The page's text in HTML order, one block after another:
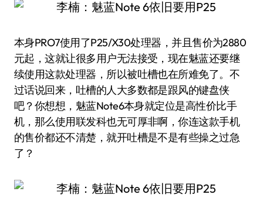
本身PRO7使用了P25/X30处理器，并且售价为2880
元起，这就让很多用户无法接受，现在魅蓝还要继
续使用这款处理器，所以被吐槽也在所难免了。不
过话说回来，吐槽的人大多数都是跟风的键盘侠
吧？你想想，魅蓝Note6本身就定位是高性价比手
机，那么使用联发科也无可厚非啊，你连这款手机
的售价都还不清楚，就开吐槽是不是有些操之过急
了？